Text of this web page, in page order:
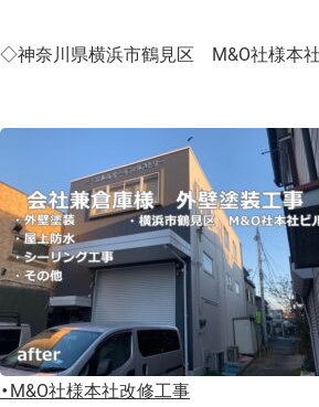
◇神奈川県横浜市鶴見区 M&O社様本
・ M&O社様本社改修工事